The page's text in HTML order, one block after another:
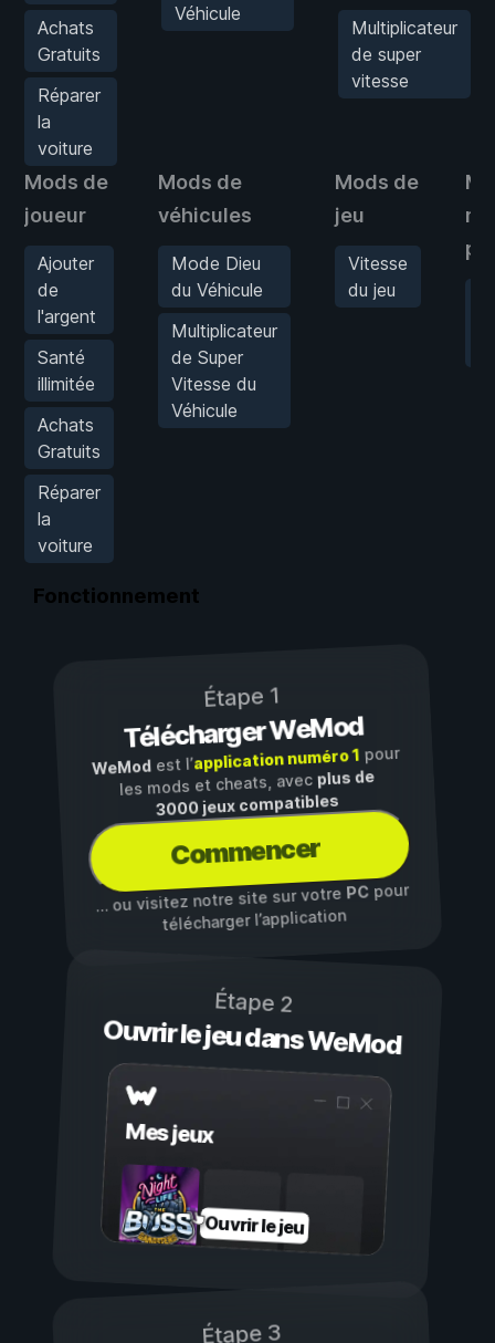
Achats
Gratuits
Réparer
la
voiture
Véhicule
Multiplicateur
de super
vitesse
Mods de
joueur
Ajouter
de
l'argent
Santé
illimitée
Achats
Gratuits
Réparer
la
voiture
Mods de
véhicules
Mode Dieu
du Véhicule
Multiplicateur
de Super
Vitesse du
Véhicule
Mods de
jeu
Vitesse
du jeu
Fonctionnement
Étape 1
Télécharger WeMod
WeModest l’application numéro 1pour
les mods et cheats, avec plus de
3000 jeux compatibles
Commencer
… ou visitez notre site sur votre PCpour
télécharger l’application
Étape 2
Ouvrir le jeu dans WeMod
Mes jeux
Ouvrir le jeu
Étape 3